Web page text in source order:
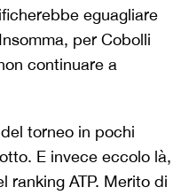
eguagliare
per Cobolli
continuare a
torneo in pochi
E invece eccolo là,
ranking ATP. Merito di